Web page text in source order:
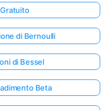
di Bernoulli
di Bessel
Beta